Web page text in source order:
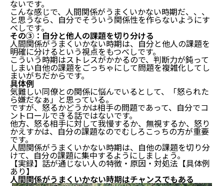
ないです。
こんな感じで、人間関係がうまくいかない時期だ、、、
と思うなら、自分でそういう関係性を作らないようにす
べしです。
その③：自分と他人の課題を切り分ける
人間関係がうまくいかない時期は、自分と他人の課題を
明確に分けるという視点をもつべしです。
こういう時期はストレスがかかるので、判断力が鈍って
しまい自他の課題をごっちゃにして問題を複雑化してし
まいがちだからです。
具体例
気難しい同僚との関係に悩んでいるとして、「怒られた
ら嫌だなぁ」と思っている。
ですが、怒るかどうかは相手の問題であって、自分でコ
ントロールできる話ではないです。
他方、怒る相手に対して我慢するか、無視するか、怒り
かえすかは、自分の課題なのでむしろこっちの方が重要
です。
人間関係がうまくいかない時期は、自他の課題を切り分
けて、自分の課題に集中するようにしましょう。
【実録】話が通じない人の特徴・原因・対処法【具体例
あり】
人間関係がうまくいかない時期はチャンスでもある